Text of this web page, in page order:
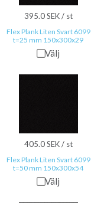
395.0 SEK / st
Flex Plank Liten Svart 6099
t=25 mm 150x300x29
Välj
405.0 SEK / st
Flex Plank Liten Svart 6099
t=50 mm 150x300x54
Välj